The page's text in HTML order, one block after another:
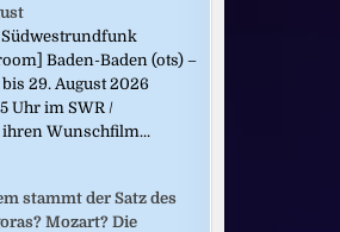
Südwestrundfunk
Baden-Baden (ots) –
bis 29. August 2026
Uhr im SWR /
Wunschfilm...
stammt der Satz des
Mozart? Die